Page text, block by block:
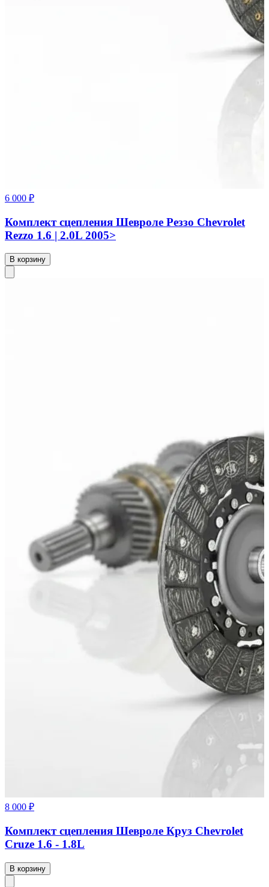
6 000 ₽
Комплект сцепления Шевроле Реззо Chevrolet
Rezzo 1.6 | 2.0L 2005>
В корзину
8 000 ₽
Комплект сцепления Шевроле Круз Chevrolet
Cruze 1.6 - 1.8L
В корзину